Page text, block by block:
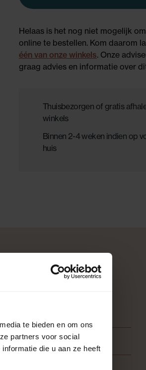
te bieden en om ons
partners voor social
die u aan ze heeft
Helaas is het nog niet mogelijk
online te bestellen. Kom daarom
één van onze winkels. Onze
graag advies en informatie over
Thuisbezorgen of gratis
winkels
Binnen 2-4 weken indien op
huis
2-4 weken